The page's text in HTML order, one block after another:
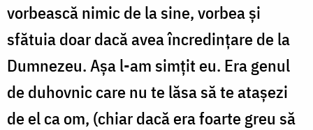
vorbească nimic de la sine, vorbea și
sfătuia doar dacă avea încredințare de la
Dumnezeu. Așa l-am simțit eu. Era genul
de duhovnic care nu te lăsa să te atașezi
de el ca om, (chiar dacă era foarte greu să